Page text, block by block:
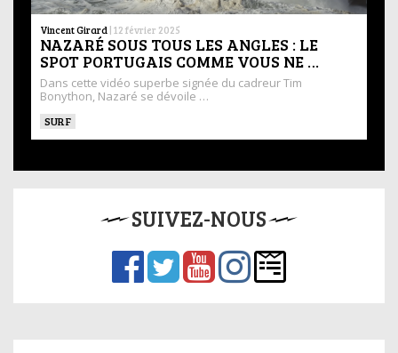
Vincent Girard | 12 février 2025
NAZARÉ SOUS TOUS LES ANGLES : LE
SPOT PORTUGAIS COMME VOUS NE …
Dans cette vidéo superbe signée du cadreur Tim
Bonython, Nazaré se dévoile …
SURF
SUIVEZ-NOUS